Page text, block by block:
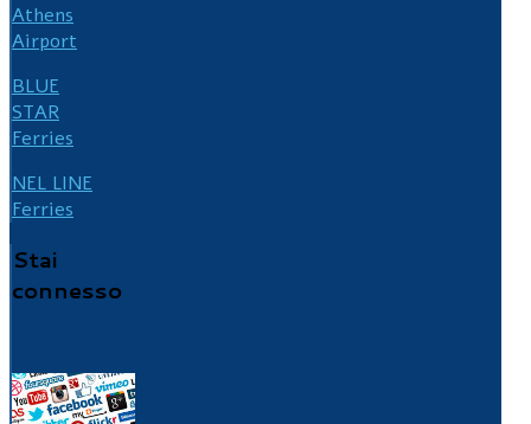
Athens
Airport
BLUE
STAR
Ferries
NEL LINE
Ferries
Stai
connesso